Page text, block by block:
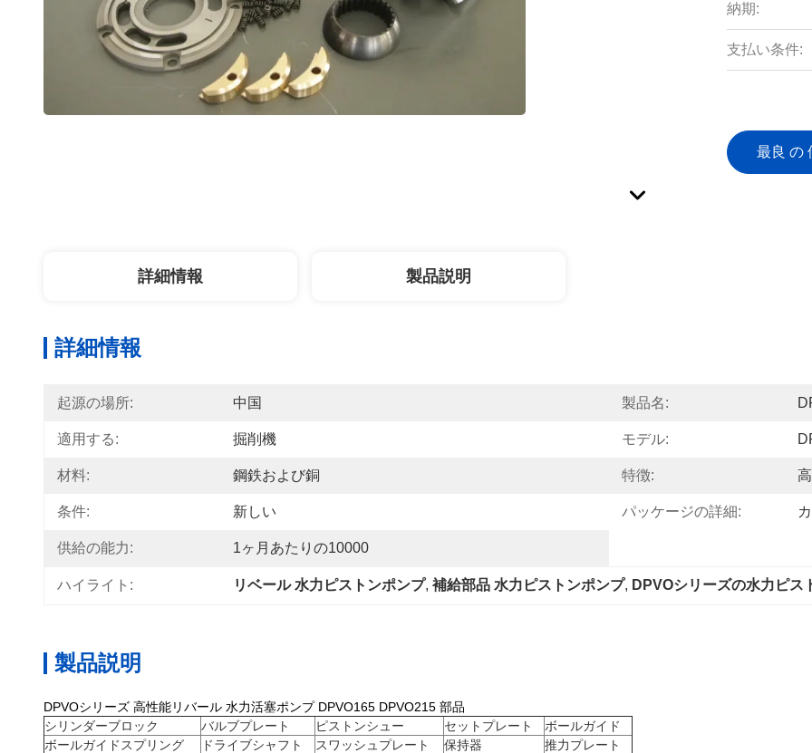
納期:
支払い条件:
最良 の
詳細情報 製品説明
詳細情報
起源の場所: 中国 製品名:
適用する: 掘削機 モデル:
材料: 鋼鉄および銅 特徴:
条件: 新しい パッケージの詳細:
供給の能力: 1ヶ月あたりの10000
ハイライト: リベール 水力ピストンポンプ, 補給部品 水力ピストンポンプ, DPVOシリーズの水力ピス
製品説明
DPVOシリーズ 高性能リバール 水力活塞ポンプ DPVO165 DPVO215 部品
シリンダーブロック
バルブプレート ピストンシュー セットプレート
ボールガイド
ボールガイドスプリング
ドライブシャフト スワッシュプレート 保持器
推力プレート